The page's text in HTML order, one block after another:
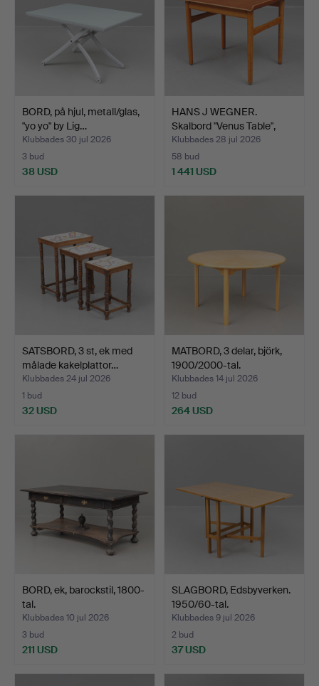
BORD, på hjul, metall/glas,
"yo yo" by Lig…
Klubbades 30 jul 2026
3 bud
38 USD
HANS J WEGNER.
Skalbord "Venus Table",
tea…
Klubbades 28 jul 2026
58 bud
1 441 USD
SATSBORD, 3 st, ek med
målade kakelplattor…
Klubbades 24 jul 2026
1 bud
32 USD
MATBORD, 3 delar, björk,
1900/2000-tal.
Klubbades 14 jul 2026
12 bud
264 USD
BORD, ek, barockstil, 1800-
tal.
Klubbades 10 jul 2026
3 bud
211 USD
SLAGBORD, Edsbyverken.
1950/60-tal.
Klubbades 9 jul 2026
2 bud
37 USD